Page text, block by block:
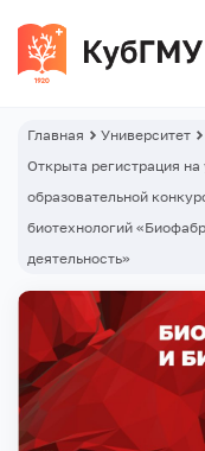
Главная Университет
Открыта регистрация
образовательной
биотехнологий
деятельность»